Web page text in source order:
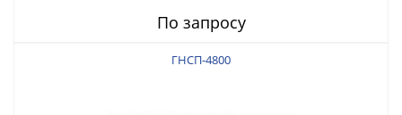
По запросу
ГНСП-4800